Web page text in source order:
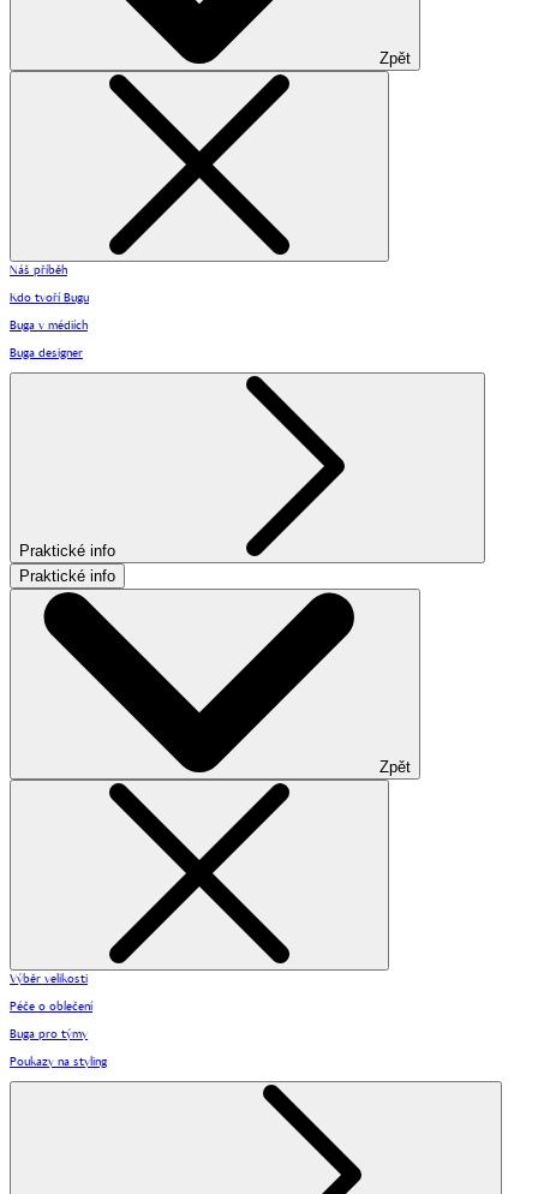
Zpět
Náš příběh
Kdo tvoří Bugu
Buga v médiích
Buga designer
Praktické info
Praktické info
Zpět
Výběr velikosti
Péče o oblečení
Buga pro týmy
Poukazy na styling